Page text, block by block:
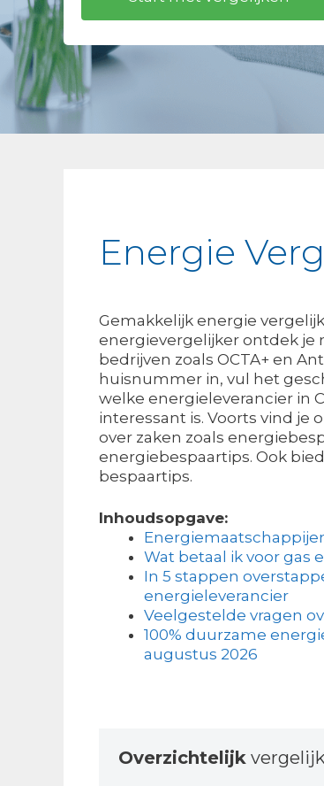
Energie
Gemakkelijk energie
energievergelijker ontdek je
bedrijven zoals OCTA+ en
huisnummer in, vul het
welke energieleverancier in
interessant is. Voorts vind je
over zaken zoals
energiebespaartips. Ook
bespaartips.
Inhoudsopgave:
Wat betaal ik voor gas
In 5 stappen
energieleverancier
Veelgestelde vragen
100% duurzame
augustus 2026
Overzichtelijk